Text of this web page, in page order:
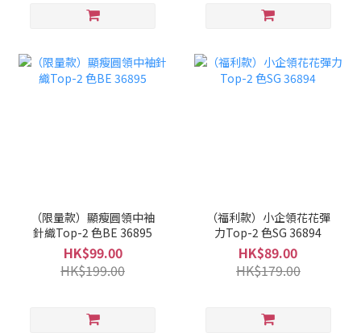
（限量款）顯瘦圓領中袖
針織Top-2 色BE 36895
HK$99.00
HK$199.00
（福利款）小企領花花彈
力Top-2 色SG 36894
HK$89.00
HK$179.00